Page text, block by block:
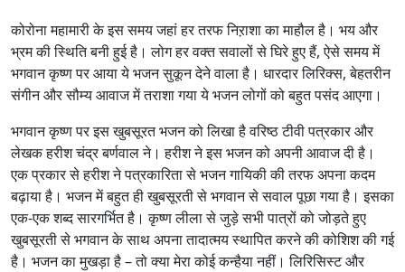
कोरोना महामारी के इस समय जहां हर तरफ निऱाशा का माहौल है। भय और
भ्रम की स्थिति बनी हुई है। लोग हर वक्त सवालों से घिरे हुए हैं, ऐसे समय में
भगवान कृष्ण पर आया ये भजन सुकून देने वाला है। धारदार लिरिक्स, बेहतरीन
संगीन और सौम्य आवाज में तराशा गया ये भजन लोगों को बहुत पसंद आएगा।
भगवान कृष्ण पर इस खुबसूरत भजन को लिखा है वरिष्ठ टीवी पत्रकार और
लेखक हरीश चंद्र बर्णवाल ने। हरीश ने इस भजन को अपनी आवाज दी है।
एक प्रकार से हरीश ने पत्रकारिता से भजन गायिकी की तरफ अपना कदम
बढ़ाया है। भजन में बहुत ही खुबसूरती से भगवान से सवाल पूछा गया है। इसका
एक-एक शब्द सारगर्भित है। कृष्ण लीला से जुड़े सभी पात्रों को जोड़ते हुए
खुबसूरती से भगवान के साथ अपना तादात्मय स्थापित करने की कोशिश की गई
है। भजन का मुखड़ा है – तो क्या मेरा कोई कन्हैया नहीं। लिरिसिस्ट और